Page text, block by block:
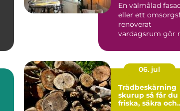
En välmålad
eller ett
renoverat
vardagsrum gör
ut. Fä...
06. jul
Trädbeskärning
skurup så får du
friska, säkra och